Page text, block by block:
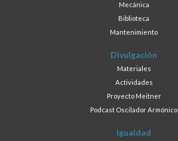
Mecánica
Biblioteca
Mantenimiento
Divulgación
Materiales
Actividades
Proyecto Meitner
Podcast Oscilador Armónico
Igualdad